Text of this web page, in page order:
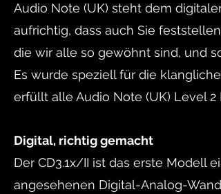
Audio Note (UK) steht dem
aufrichtig, dass auch Sie
die wir alle so gewöhnt sind, und
Es wurde speziell für die
erfüllt alle Audio Note (UK) Level 2
Digital, richtig gemacht
Der CD3.1x/II ist das erste Modell
angesehenen Digital-Analog-